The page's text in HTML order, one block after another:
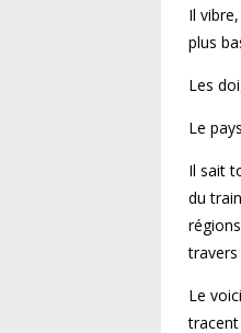
Il
plus
Les
Le
Il sait
du
travers
Le
tracent